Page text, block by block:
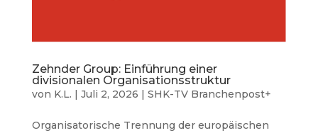
Zehnder Group: Einführung einer
divisionalen Organisationsstruktur
von K.L. | Juli 2, 2026 | SHK-TV Branchenpost+
Organisatorische Trennung der europäischen